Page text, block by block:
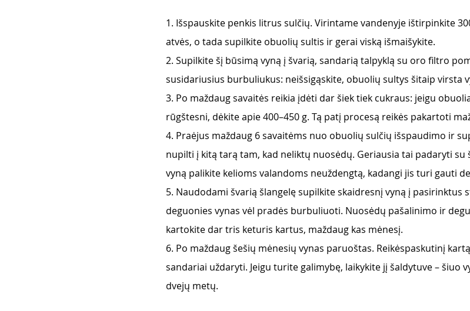
1. Išspauskite penkis litrus sulčių. Virintame vandenyje ištirpinkite
atvės, o tada supilkite obuolių sultis ir gerai viską išmaišykite.
2. Supilkite šį būsimą vyną į švarią, sandarią talpyklą su oro filtro
susidariusius burbuliukus: neišsigąskite, obuolių sultys šitaip virsta
3. Po maždaug savaitės reikia įdėti dar šiek tiek cukraus: jeigu
rūgštesni, dėkite apie 400–450 g. Tą patį procesą reikės pakartoti
4. Praėjus maždaug 6 savaitėms nuo obuolių sulčių išspaudimo ir
nupilti į kitą tarą tam, kad neliktų nuosėdų. Geriausia tai padaryti su
vyną palikite kelioms valandoms neuždengtą, kadangi jis turi gauti
5. Naudodami švarią šlangelę supilkite skaidresnį vyną į pasirinktus
deguonies vynas vėl pradės burbuliuoti. Nuosėdų pašalinimo ir
kartokite dar tris keturis kartus, maždaug kas mėnesį.
6. Po maždaug šešių mėnesių vynas paruoštas. Reikėspaskutinį
sandariai uždaryti. Jeigu turite galimybę, laikykite jį šaldytuve – šiuo
dvejų metų.